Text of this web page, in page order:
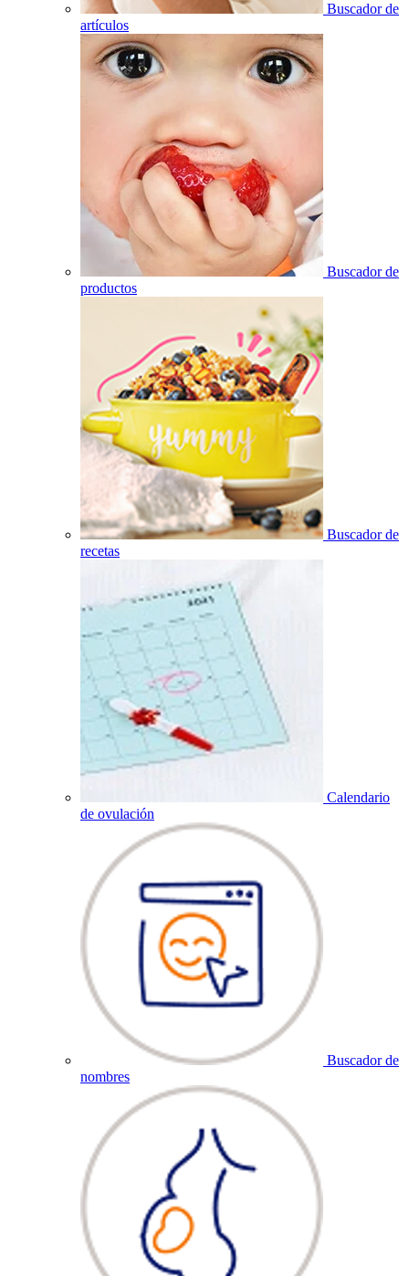
Buscador de
artículos
Buscador de
productos
Buscador de
recetas
Calendario
de ovulación
Buscador de
nombres